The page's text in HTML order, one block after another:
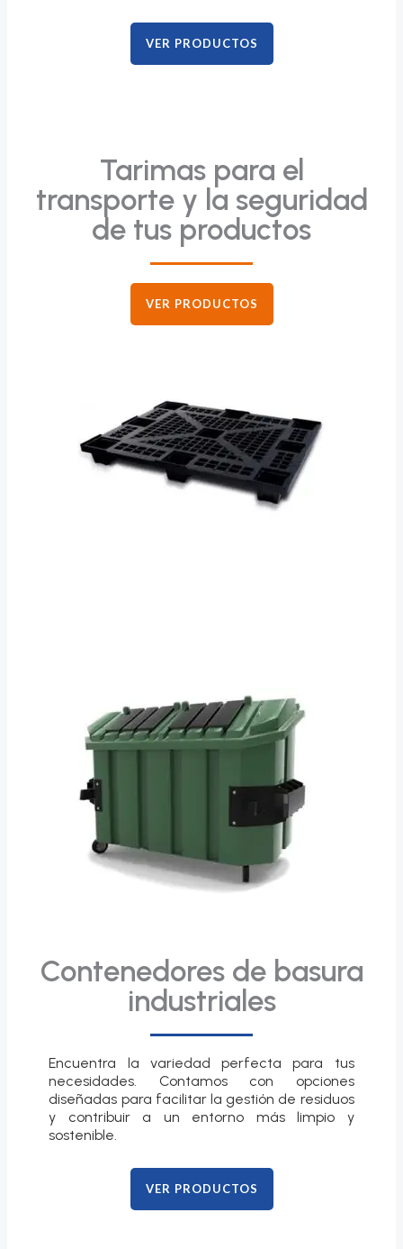
VER PRODUCTOS
Tarimas para el
transporte y la seguridad
de tus productos
VER PRODUCTOS
Contenedores de basura
industriales
Encuentra la variedad perfecta para tus
necesidades. Contamos con opciones
diseñadas para facilitar la gestión de residuos
y contribuir a un entorno más limpio y
sostenible.
VER PRODUCTOS